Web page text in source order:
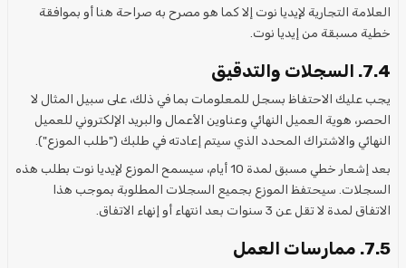
العلامة التجارية لإيديا نوت إلا كما هو مصرح به صراحة هنا أو بموافقة
خطية مسبقة من إيديا نوت.
7.4. السجلات والتدقيق
يجب عليك الاحتفاظ بسجل للمعلومات بما في ذلك، على سبيل المثال لا
الحصر، هوية العميل النهائي وعناوين الأعمال والبريد الإلكتروني للعميل
النهائي والاشتراك المحدد الذي سيتم إعادته في طلبك ("طلب الموزع").
بعد إشعار خطي مسبق لمدة 10 أيام، سيسمح الموزع لإيديا نوت بطلب هذه
السجلات. سيحتفظ الموزع بجميع السجلات المطلوبة بموجب هذا
الاتفاق لمدة لا تقل عن 3 سنوات بعد انتهاء أو إنهاء الاتفاق.
7.5. ممارسات العمل